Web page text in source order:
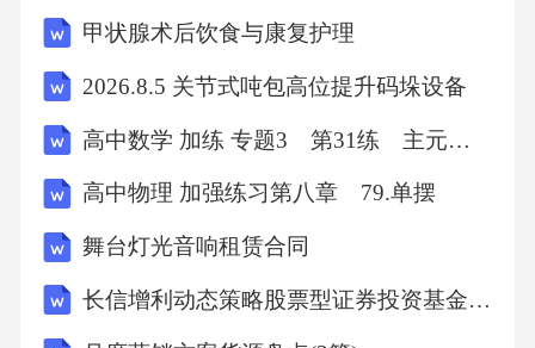
毒复制酶的活性，从而抑制病毒DNA或RNA的
合成。
2.抑制病毒释放
内的传播。具体机制如下：
（1）抑制病毒组装：痰咳净片可干扰病毒颗粒
甲状腺术后饮食与康复护理
2026.8.5 关节式吨包高位提升码垛设备
高中数学 加练 专题3 第31练 主元变换
高中物理 加强练习第八章 79.单摆
舞台灯光音响租赁合同
长信增利动态策略股票型证券投资基金基金合同